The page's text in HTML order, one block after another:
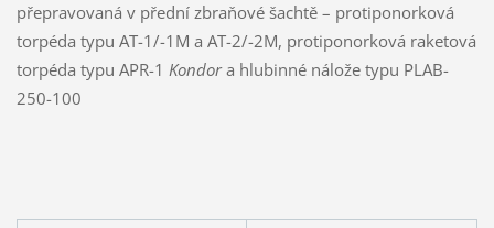
přepravovaná v přední zbraňové šachtě – protiponorková
torpéda typu AT-1/-1M a AT-2/-2M, protiponorková raketová
torpéda typu APR-1 Kondora hlubinné nálože typu PLAB-
250-100